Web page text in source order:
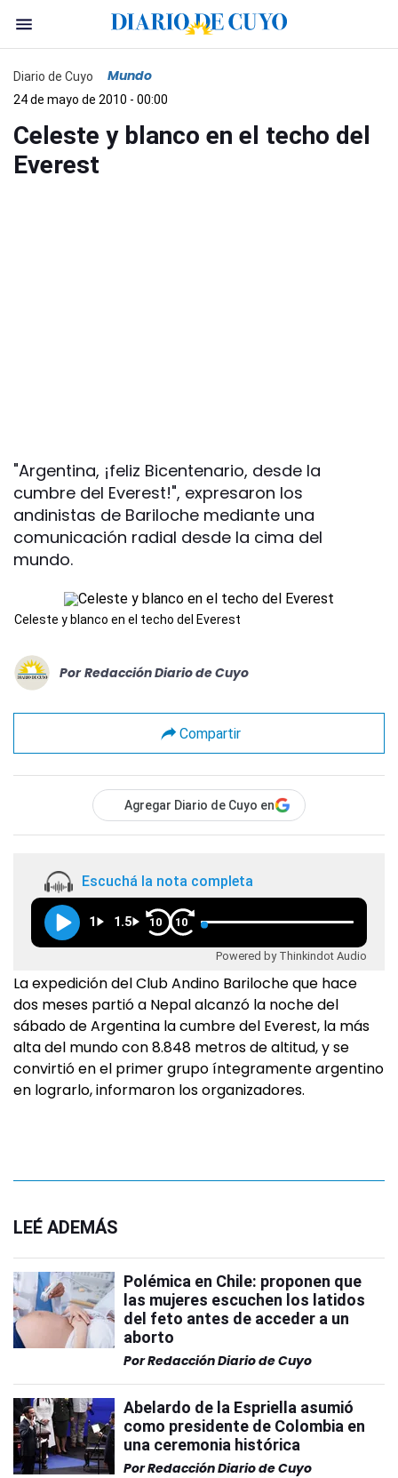
Diario de Cuyo Mundo
24 de mayo de 2010 - 00:00
Celeste y blanco en el techo del
Everest
"Argentina, ¡feliz Bicentenario, desde la
cumbre del Everest!", expresaron los
andinistas de Bariloche mediante una
comunicación radial desde la cima del
mundo.
Celeste y blanco en el techo del Everest
Por Redacción Diario de Cuyo
Compartir
Agregar Diario de Cuyo en
Escuchá la nota completa
1 1.5 10 10
Powered by Thinkindot Audio
La expedición del Club Andino Bariloche que hace
dos meses partió a Nepal alcanzó la noche del
sábado de Argentina la cumbre del Everest, la más
alta del mundo con 8.848 metros de altitud, y se
convirtió en el primer grupo íntegramente argentino
en lograrlo, informaron los organizadores.
LEÉ ADEMÁS
Polémica en Chile: proponen que
las mujeres escuchen los latidos
del feto antes de acceder a un
aborto
PorRedacción Diario de Cuyo
Abelardo de la Espriella asumió
como presidente de Colombia en
una ceremonia histórica
PorRedacción Diario de Cuyo